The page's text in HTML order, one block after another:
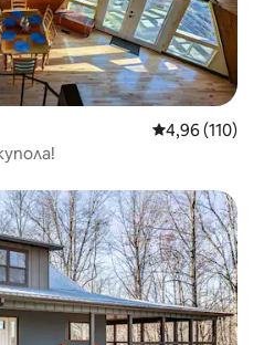
Средна
4,96 (110)